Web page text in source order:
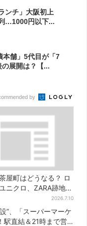
ンチ」大阪初上
…1000円以下...
本舗」5代目が「7
展開は？【...
by
屋町はどうなる？ ロ
ニクロ、ZARA跡地に
々…再開発も予定2026.7.10
”、「スーパーマーケ
駅直結＆21時まで営